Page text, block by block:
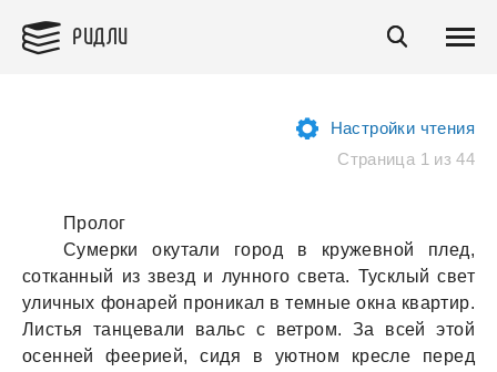
РИДЛИ
Настройки чтения
Страница 1 из 44
Пролог
Сумерки окутали город в кружевной плед,
сотканный из звезд и лунного света. Тусклый свет
уличных фонарей проникал в темные окна квартир.
Листья танцевали вальс с ветром. За всей этой
осенней феерией, сидя в уютном кресле перед